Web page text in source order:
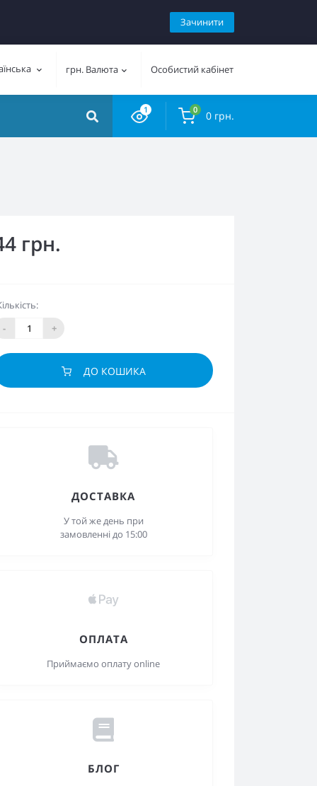
Зачинити
грн. Валюта Особистий кабінет
1 0 0 грн.
грн.
-
+
ДО КОШИКА
ДОСТАВКА
У той же день при
замовленні до 15:00
ОПЛАТА
Приймаємо оплату online
БЛОГ